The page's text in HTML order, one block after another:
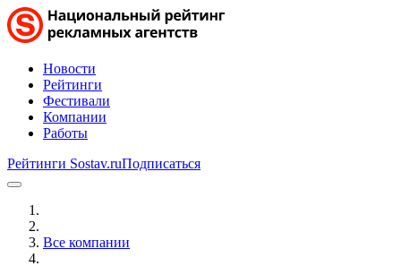
Новости
Рейтинги
Фестивали
Компании
Работы
Рейтинги Sostav.ruПодписаться
Все компании